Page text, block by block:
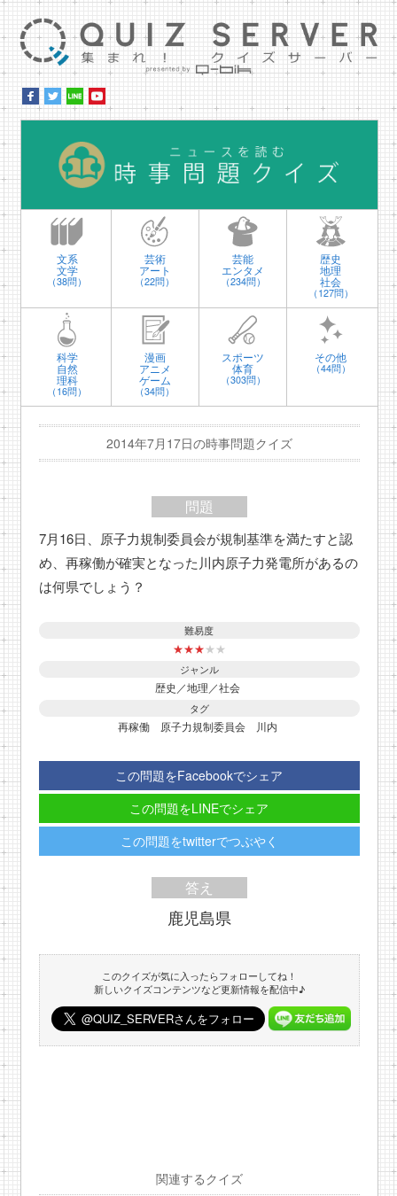
文系
文学
（38問）
芸術
アート
（22問）
芸能
エンタメ
（234問）
歴史
地理
社会
（127問）
科学
自然
理科
（16問）
漫画
アニメ
ゲーム
（34問）
スポーツ
体育
（303問）
その他
（44問）
2014年7月17日の時事問題クイズ
問題
7月16日、原子力規制委員会が規制基準を満たすと認
め、再稼働が確実となった川内原子力発電所があるの
は何県でしょう？
難易度
★★★★ ★
ジャンル
歴史／地理／社会
タグ
再稼働 原子力規制委員会 川内
この問題をFacebookでシェア
この問題をLINEでシェア
この問題をtwitterでつぶやく
答え
鹿児島県
このクイズが気に入ったらフォローしてね！
新しいクイズコンテンツなど更新情報を配信中♪
関連するクイズ